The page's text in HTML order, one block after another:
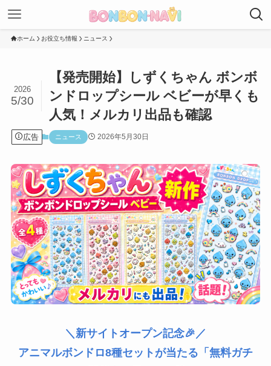
ホーム お役立ち情報 ニュース
【発売開始】しずくちゃん ボンボ
ンドロップシール ベビーが早くも
人気！メルカリ出品も確認
2026
5/30
広告 ニュース 2026年5月30日
＼新サイトオープン記念🎉／
アニマルボンドロ8種セットが当たる「無料ガチ